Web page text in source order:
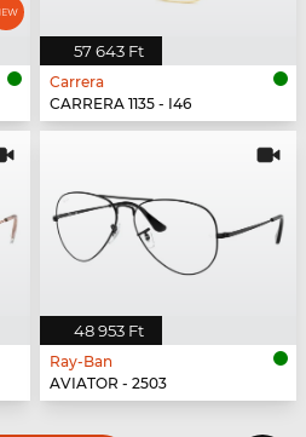
57 643 Ft
Carrera
CARRERA 1135 - I46
48 953 Ft
Ray-Ban
AVIATOR - 2503